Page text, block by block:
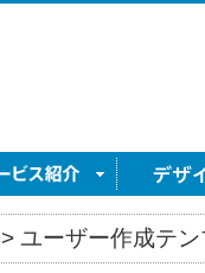
> ユーザー作成テ